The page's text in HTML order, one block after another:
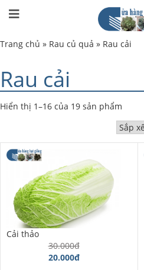
Trang chủ » Rau củ quả » Rau cải
Rau cải
Hiển thị 1–16 của 19 sản phẩm
Cải thảo
30.000đ
20.000đ